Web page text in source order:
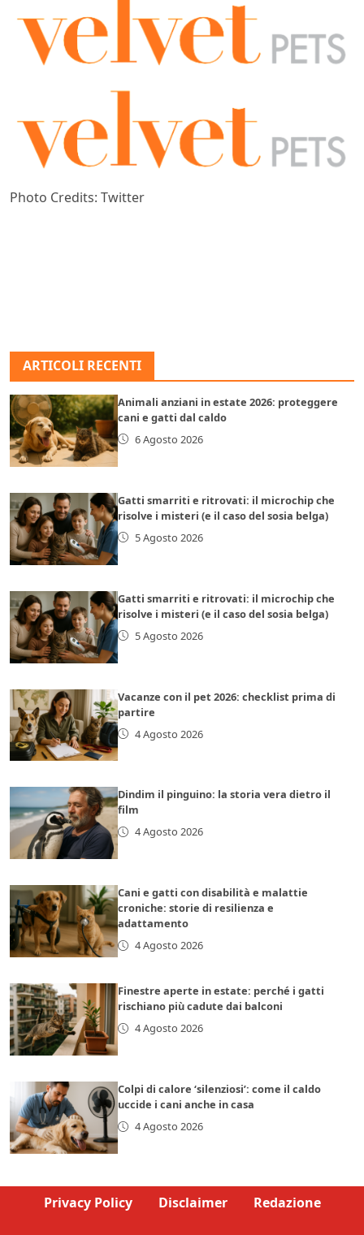
Photo Credits: Twitter
ARTICOLI RECENTI
Animali anziani in estate 2026: proteggere
cani e gatti dal caldo
6 Agosto 2026
Gatti smarriti e ritrovati: il microchip che
risolve i misteri (e il caso del sosia belga)
5 Agosto 2026
Gatti smarriti e ritrovati: il microchip che
risolve i misteri (e il caso del sosia belga)
5 Agosto 2026
Vacanze con il pet 2026: checklist prima di
partire
4 Agosto 2026
Dindim il pinguino: la storia vera dietro il
film
4 Agosto 2026
Cani e gatti con disabilità e malattie
croniche: storie di resilienza e
adattamento
4 Agosto 2026
Finestre aperte in estate: perché i gatti
rischiano più cadute dai balconi
4 Agosto 2026
Colpi di calore ‘silenziosi’: come il caldo
uccide i cani anche in casa
4 Agosto 2026
Privacy Policy Disclaimer Redazione